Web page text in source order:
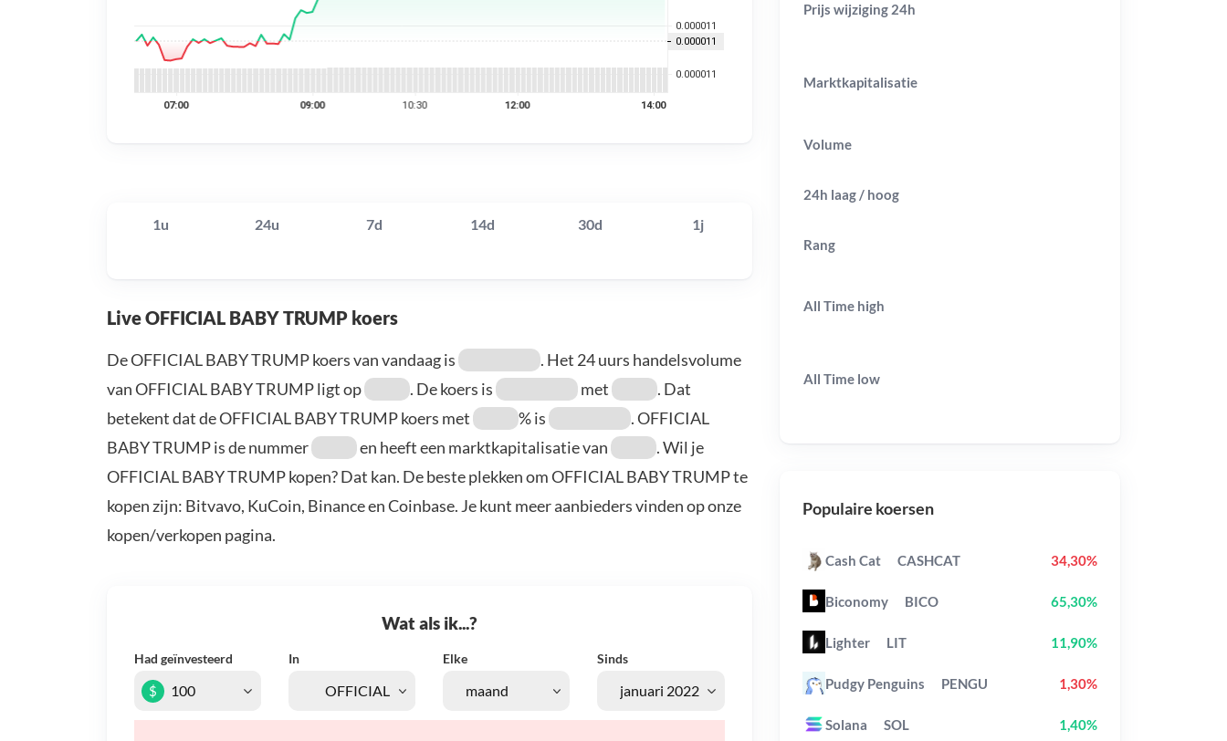
1u 24u 7d 14d 30d 1j
Live OFFICIAL BABY TRUMP koers
De OFFICIAL BABY TRUMP koers van vandaag is
. Het 24 uurs handelsvolume
van OFFICIAL BABY TRUMP ligt op
. De koers is met
. Dat
betekent dat de OFFICIAL BABY TRUMP koers met
% is
. OFFICIAL
BABY TRUMP is de nummer
en heeft een marktkapitalisatie van
. Wil je
OFFICIAL BABY TRUMP kopen? Dat kan. De beste plekken om OFFICIAL BABY TRUMP te
kopen zijn: Bitvavo, KuCoin, Binance en Coinbase. Je kunt meer aanbieders vinden op onze
kopen/verkopen pagina.
Wat als ik...?
Had geïnvesteerd In Elke Sinds
$
Prijs wijziging 24h
Marktkapitalisatie
Volume
24h laag / hoog
Rang
All Time high
All Time low
Populaire koersen
Cash Cat CASHCAT 34,30%
Biconomy BICO 65,30%
Lighter LIT 11,90%
Pudgy Penguins PENGU 1,30%
Solana SOL 1,40%